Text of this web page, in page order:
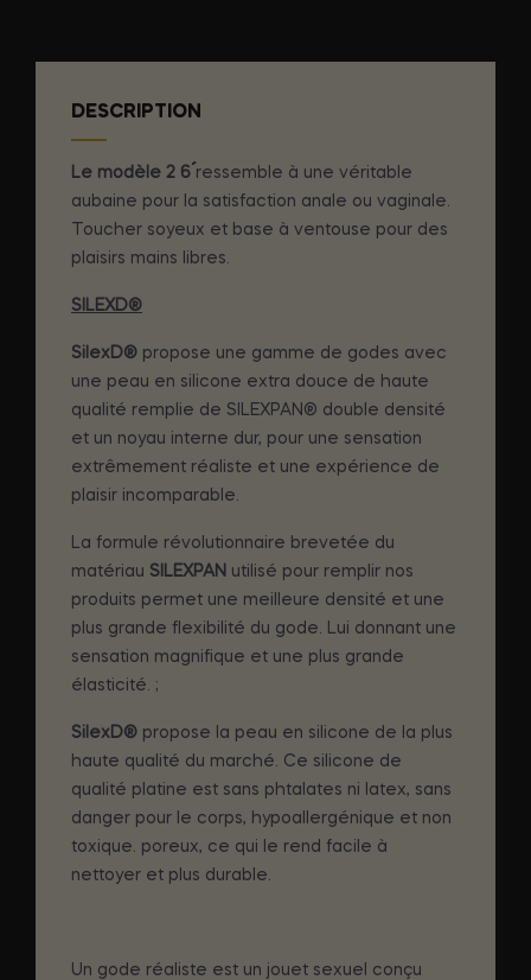
DESCRIPTION
Le modèle 2 6´´ ressemble à une véritable
aubaine pour la satisfaction anale ou vaginale.
Toucher soyeux et base à ventouse pour des
plaisirs mains libres.
SILEXD®
SilexD® propose une gamme de godes avec
une peau en silicone extra douce de haute
qualité remplie de SILEXPAN® double densité
et un noyau interne dur, pour une sensation
extrêmement réaliste et une expérience de
plaisir incomparable.
La formule révolutionnaire brevetée du
matériau SILEXPAN utilisé pour remplir nos
produits permet une meilleure densité et une
plus grande flexibilité du gode. Lui donnant une
sensation magnifique et une plus grande
élasticité. ;
SilexD® propose la peau en silicone de la plus
haute qualité du marché. Ce silicone de
qualité platine est sans phtalates ni latex, sans
danger pour le corps, hypoallergénique et non
toxique. poreux, ce qui le rend facile à
nettoyer et plus durable.
Un gode réaliste est un jouet sexuel conçu